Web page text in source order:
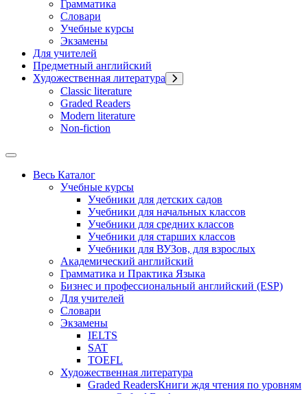
Грамматика
Словари
Учебные курсы
Экзамены
Для учителей
Предметный английский
Художественная литература
Classic literature
Graded Readers
Modern literature
Non-fiction
Весь Каталог
Учебные курсы
Учебники для детских садов
Учебники для начальных классов
Учебники для средних классов
Учебники для старших классов
Учебники для ВУЗов, для взрослых
Академический английский
Грамматика и Практика Языка
Бизнес и профессиональный английский (ESP)
Для учителей
Словари
Экзамены
IELTS
SAT
TOEFL
Художественная литература
Graded ReadersКниги ждя чтения по уровням